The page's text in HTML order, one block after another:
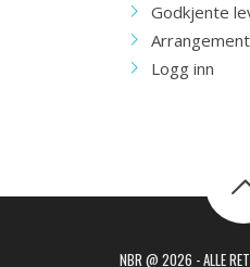
Godkjente
Logg inn
NBR @ 2026 - ALLE